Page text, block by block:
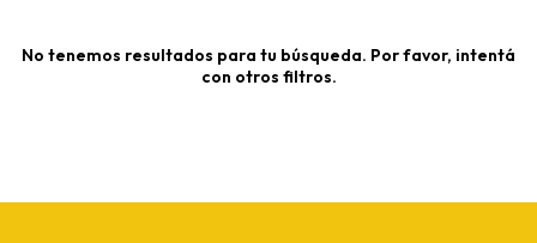
No tenemos resultados para tu búsqueda. Por favor, intentá
con otros filtros.